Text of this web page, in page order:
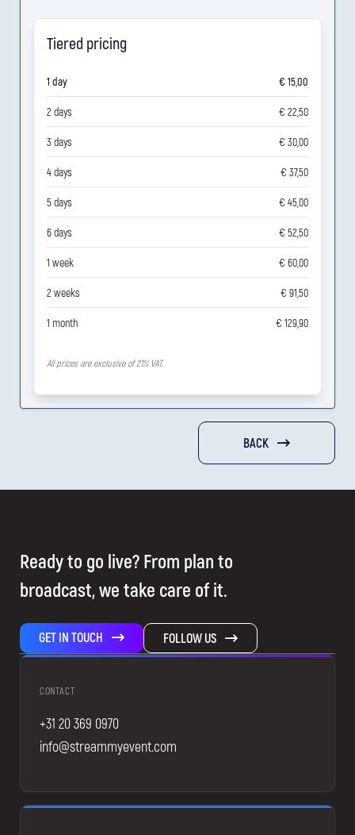
Tiered pricing
1 day € 15,00
2 days € 22,50
3 days € 30,00
4 days € 37,50
5 days € 45,00
6 days € 52,50
1 week € 60,00
2 weeks € 91,50
1 month € 129,90
All prices are exclusive of 21% VAT.
BACK
Ready to go live? From plan to
broadcast, we take care of it.
GET IN TOUCH FOLLOW US
CONTACT
+31 20 369 0970
info@streammyevent.com